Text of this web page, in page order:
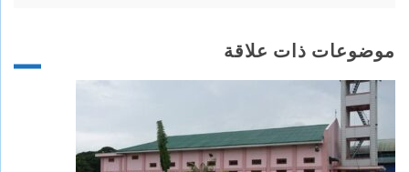
موضوعات ذات علاقة